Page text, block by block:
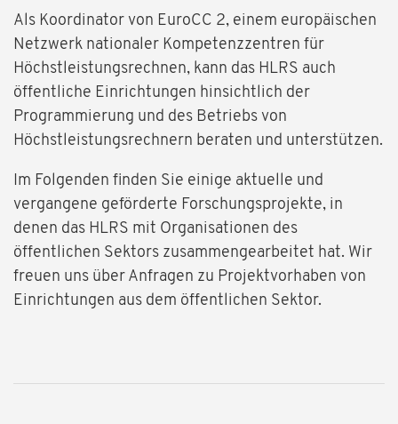
Als Koordinator von EuroCC 2, einem europäischen
Netzwerk nationaler Kompetenzzentren für
Höchstleistungsrechnen, kann das HLRS auch
öffentliche Einrichtungen hinsichtlich der
Programmierung und des Betriebs von
Höchstleistungsrechnern beraten und unterstützen.
Im Folgenden finden Sie einige aktuelle und
vergangene geförderte Forschungsprojekte, in
denen das HLRS mit Organisationen des
öffentlichen Sektors zusammengearbeitet hat. Wir
freuen uns über Anfragen zu Projektvorhaben von
Einrichtungen aus dem öffentlichen Sektor.